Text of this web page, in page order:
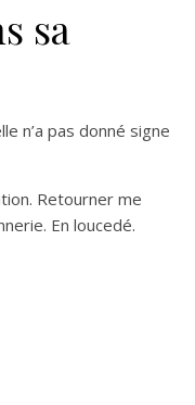
sa
n’a pas donné signe
Retourner me
En loucedé.